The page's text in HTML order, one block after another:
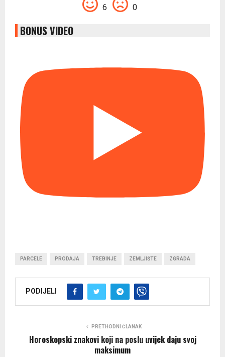
6
0
BONUS VIDEO
PARCELE PRODAJA TREBINJE ZEMLJIŠTE ZGRADA
PODIJELI
PRETHODNI ČLANAK
Horoskopski znakovi koji na poslu uvijek daju svoj
maksimum